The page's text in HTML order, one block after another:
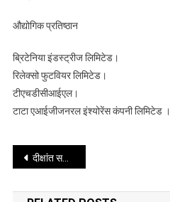
औद्योगिक प्रतिष्ठान
ब्रिटेनिया इंडस्ट्रीज लिमिटेड।
रिलेक्सो फुटवियर लिमिटेड।
टीएचडीसीआईएल।
टाटा एआईजीजनरल इंश्योरेंस कंपनी लिमिटेड ।
Post
navigation
दीक्षांत समारोह में सर्वश्रेष्ठ प्रदर्शन करने वाले छात्र-छात्राओं को स्वर्ण पदक प्रदान किए गए